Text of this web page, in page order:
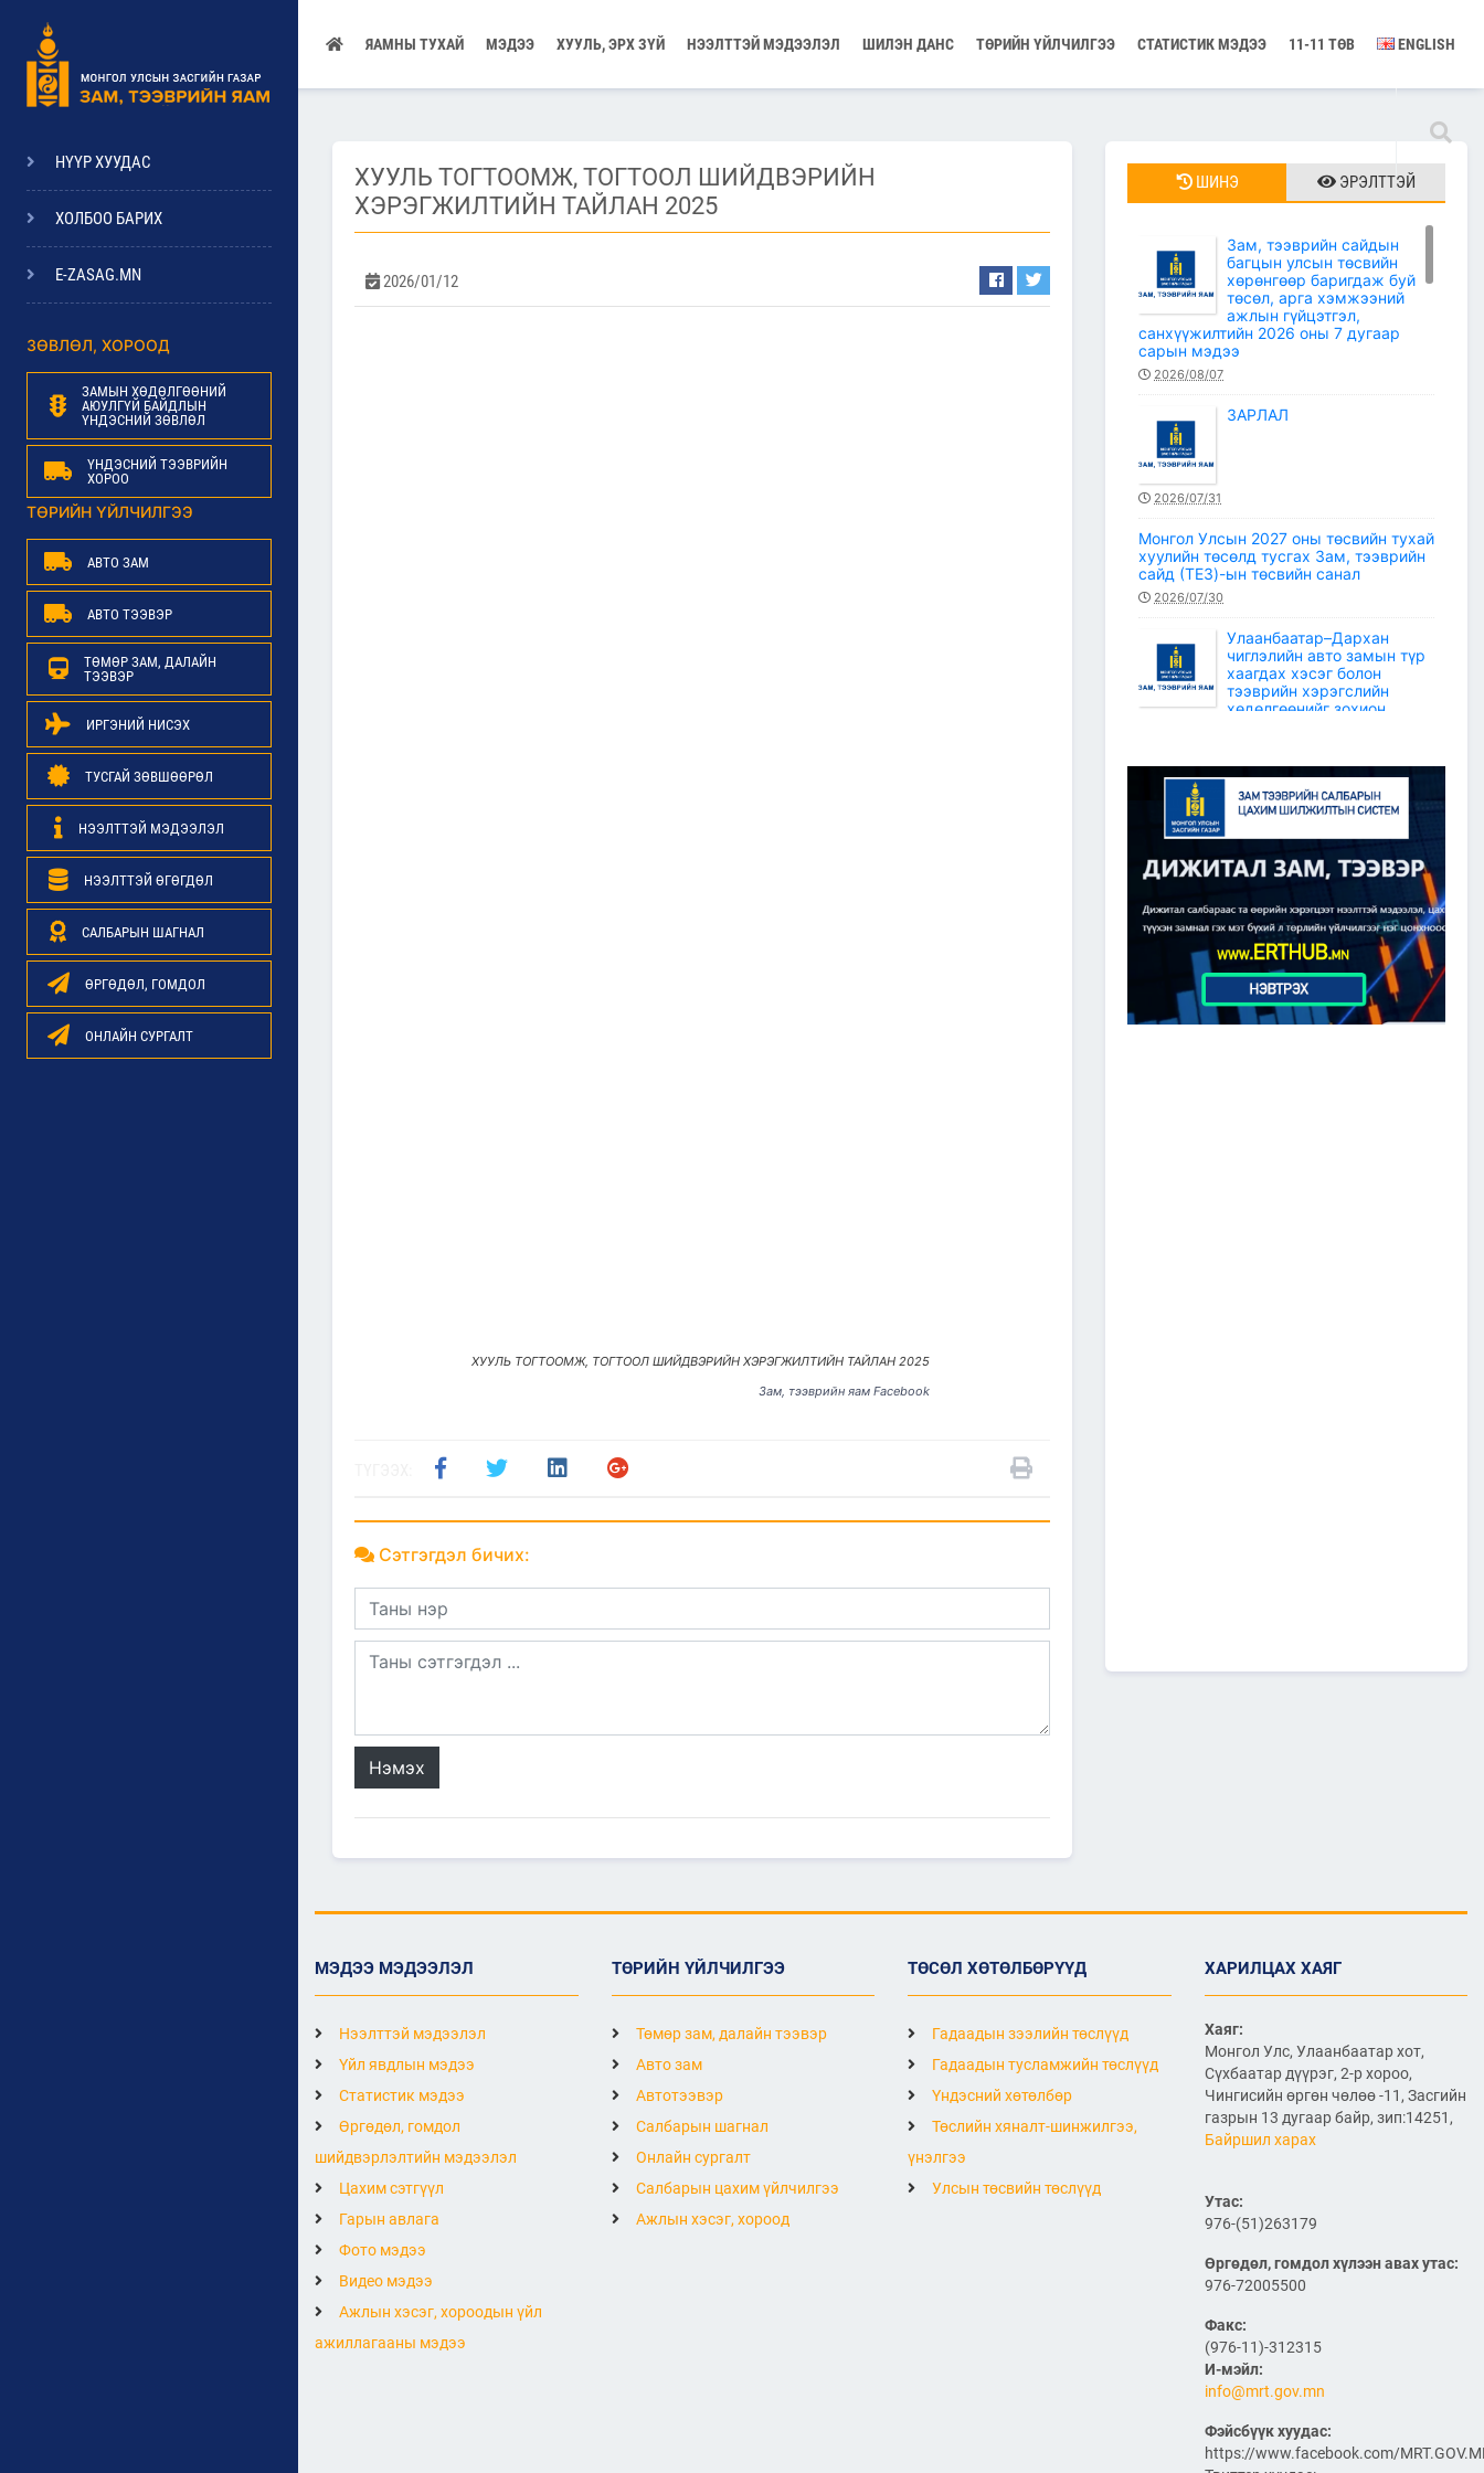
ЯАМНЫ ТУХАЙ МЭДЭЭ ХУУЛЬ, ЭРХ ЗҮЙ НЭЭЛТТЭЙ МЭДЭЭЛЭЛ ШИЛЭН ДАНС ТӨРИЙН ҮЙЛЧИЛГЭЭ СТАТИСТИК МЭДЭЭ 11-11 ТӨВ ENGLISH
НҮҮР ХУУДАС
ХОЛБОО БАРИХ
E-ZASAG.MN
ЗӨВЛӨЛ, ХОРООД
ЗАМЫН ХӨДӨЛГӨӨНИЙ
АЮУЛГҮЙ БАЙДЛЫН
ҮНДЭСНИЙ ЗӨВЛӨЛ
ҮНДЭСНИЙ ТЭЭВРИЙН
ХОРОО
ТӨРИЙН ҮЙЛЧИЛГЭЭ
АВТО ЗАМ
АВТО ТЭЭВЭР
ТӨМӨР ЗАМ, ДАЛАЙН
ТЭЭВЭР
ИРГЭНИЙ НИСЭХ
ТУСГАЙ ЗӨВШӨӨРӨЛ
НЭЭЛТТЭЙ МЭДЭЭЛЭЛ
НЭЭЛТТЭЙ ӨГӨГДӨЛ
САЛБАРЫН ШАГНАЛ
ӨРГӨДӨЛ, ГОМДОЛ
ОНЛАЙН СУРГАЛТ
ХУУЛЬ ТОГТООМЖ, ТОГТООЛ ШИЙДВЭРИЙН
ХЭРЭГЖИЛТИЙН ТАЙЛАН 2025
2026/01/12
ХУУЛЬ ТОГТООМЖ, ТОГТООЛ ШИЙДВЭРИЙН ХЭРЭГЖИЛТИЙН ТАЙЛАН 2025
Зам, тээврийн яам Facebook
Сэтгэгдэл бичих:
Нэмэх
ШИНЭ ЭРЭЛТТЭЙ
Зам, тээврийн сайдын
багцын улсын төсвийн
хөрөнгөөр баригдаж буй
төсөл, арга хэмжээний
ажлын гүйцэтгэл,
санхүүжилтийн 2026 оны 7 дугаар
сарын мэдээ
2026/08/07
ЗАРЛАЛ
2026/07/31
Монгол Улсын 2027 оны төсвийн тухай
хуулийн төсөлд тусгах Зам, тээврийн
сайд (ТЕЗ)-ын төсвийн санал
2026/07/30
Улаанбаатар–Дархан
чиглэлийн авто замын түр
хаагдах хэсэг болон
тээврийн хэрэгслийн
хөдөлгөөнийг зохион
Зам, тээврийн салбарын статистикийн
мэдээ /2026 оны 6 дугаар сар/
2026/07/20
Зам, тээврийн сайдын багцын улсын
төсөл, арга хэмжээний ажлын
гүйцэтгэл, санхүүжилтийн 2026 оны 6
дугаар сарын мэдээ
2026/07/09
ЗАМ, ТЭЭВРИЙН САЛБАР
2026 ОНЫ ЭХНИЙ ХАГАС
шаттай хийгдсээр байна
"МИАТ" ТӨХК-ийн 70
жилийн ойд зориулсан
шуудангийн марк
хэвлэгдлээ
2026/07/06
Монгол Улсын агаарын
хандлагыг хамтдаа
тодорхойлж байна
Нефть импортлогч
2026/06/29 1
ЗАМ, ТЭЭВРИЙН САЙД
Б.ДЭЛГЭРСАЙХАН ЯПОН
УЛСЫН ЭЛЧИН САЙДТАЙ
НИСЭХ БУУДЛЫН
МЭДЭЭ МЭДЭЭЛЭЛ
Нээлттэй мэдээлэл
Үйл явдлын мэдээ
Статистик мэдээ
Өргөдөл, гомдол
шийдвэрлэлтийн мэдээлэл
Цахим сэтгүүл
Гарын авлага
Фото мэдээ
Видео мэдээ
Ажлын хэсэг, хороодын үйл
ажиллагааны мэдээ
ТӨРИЙН ҮЙЛЧИЛГЭЭ
Төмөр зам, далайн тээвэр
Авто зам
Автотээвэр
Салбарын шагнал
Онлайн сургалт
Салбарын цахим үйлчилгээ
Ажлын хэсэг, хороод
ТӨСӨЛ ХӨТӨЛБӨРҮҮД
Гадаадын зээлийн төслүүд
Гадаадын тусламжийн төслүүд
Үндэсний хөтөлбөр
Төслийн хяналт-шинжилгээ,
үнэлгээ
Улсын төсвийн төслүүд
ХАРИЛЦАХ ХАЯГ
Хаяг:
Монгол Улс, Улаанбаатар хот,
Сүхбаатар дүүрэг, 2-р хороо,
Чингисийн өргөн чөлөө -11, Засгийн
газрын 13 дугаар байр, зип:14251,
Байршил харах
Утас:
976-(51)263179
Өргөдөл, гомдол хүлээн авах утас:
976-72005500
Факс:
(976-11)-312315
И-мэйл:
info@mrt.gov.mn
Фэйсбүүк хуудас:
https://www.facebook.com/